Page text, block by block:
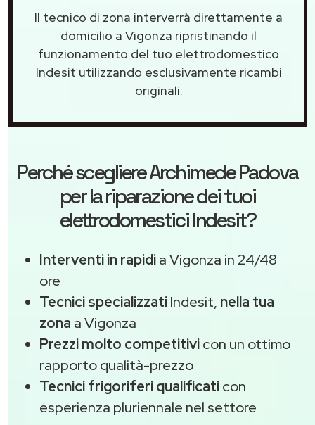
Il tecnico di zona interverrà direttamente a
domicilio a Vigonza ripristinando il
funzionamento del tuo elettrodomestico
Indesit utilizzando esclusivamente ricambi
originali.
Perché scegliereArchimede Padova
per la riparazione dei tuoi
elettrodomestici Indesit?
Interventi in rapidia Vigonza in 24/48
ore
Tecnici specializzatiIndesit, nella tua
zona a Vigonza
Prezzi molto competitivicon un ottimo
rapporto qualità-prezzo
Tecnici frigoriferi qualificaticon
esperienza pluriennale nel settore